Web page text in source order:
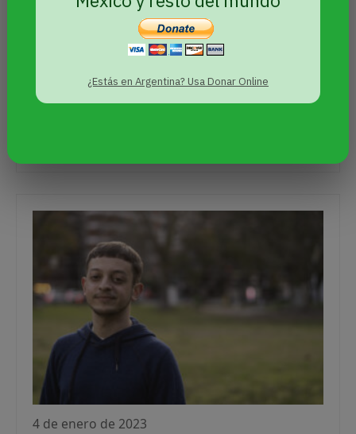
¿Estás en Argentina? Usa Donar Online
De gira por Estados Unidos con Cachitas
Now!, la banda de música tropical argentina
resistencia a las minorías sexuales y
4 de enero de 2023